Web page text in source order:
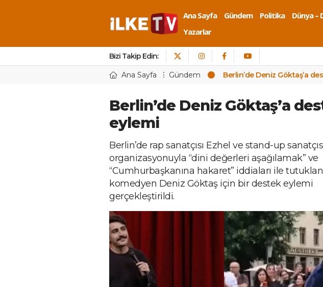
Ana Sayfa Gündem Politika Dünya –
Yazarlar
Bizi Takip Edin:
Ana Sayfa Gündem Berlin’de Deniz Göktaş’a
Berlin’de Deniz Göktaş’a
eylemi
Berlin’de rap sanatçısı Ezhel ve stand-up
organizasyonuyla “dini değerleri aşağılamak” ve
“Cumhurbaşkanına hakaret” iddiaları ile
komedyen Deniz Göktaş için bir destek eylemi
gerçekleştirildi.